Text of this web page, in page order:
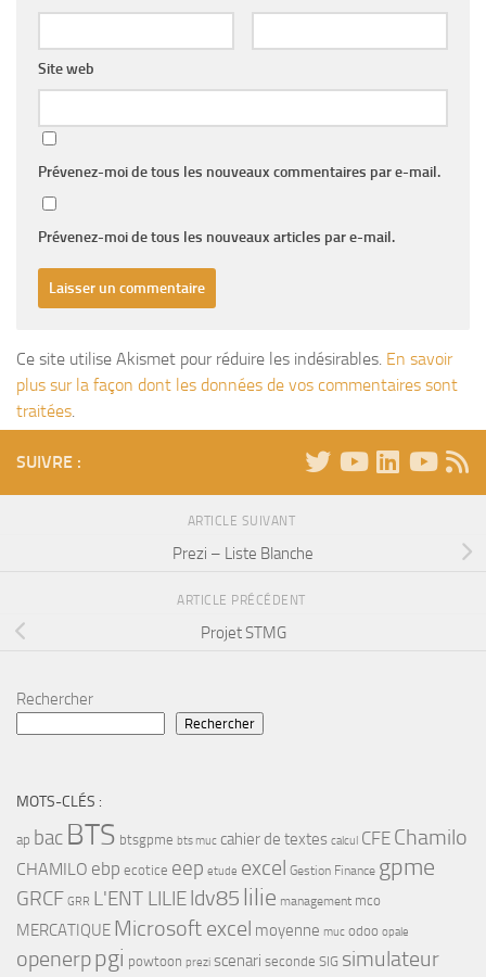
Site web
Prévenez-moi de tous les nouveaux commentaires par e-mail.
Prévenez-moi de tous les nouveaux articles par e-mail.
Ce site utilise Akismet pour réduire les indésirables. En savoir
plus sur la façon dont les données de vos commentaires sont
traitées
SUIVRE :
ARTICLE SUIVANT
Prezi – Liste Blanche
ARTICLE PRÉCÉDENT
Projet STMG
Rechercher
Rechercher
MOTS-CLÉS :
ap bac BTS btsgpme bts muc cahier de textes calcul CFE Chamilo
CHAMILO ebp ecotice eep etude excel Gestion Finance gpme
GRCF GRR L'ENT LILIEldv85 lilie management mco
MERCATIQUE Microsoft excel moyenne muc odoo opale
openerppgi powtoon prezi scenari seconde SIG simulateur